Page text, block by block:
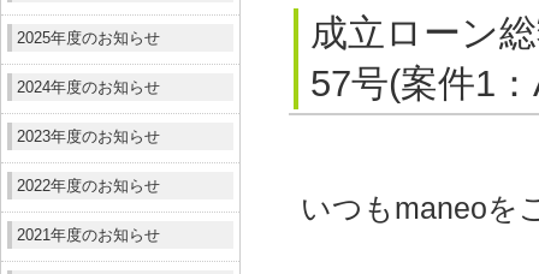
2025年度のお知らせ
2024年度のお知らせ
2023年度のお知らせ
2022年度のお知らせ
2021年度のお知らせ
成立ローン
57号(案件1
いつもmaneoを